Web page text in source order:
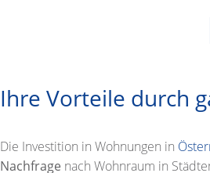
Ihre Vorteile durch
Die Investition in Wohnungen in
Nachfrage nach Wohnraum in